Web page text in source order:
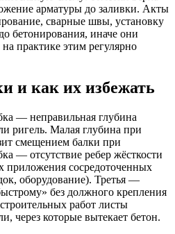
арматуры до заливки. Акты
сварные швы, установку
бетонирования, иначе они
практике этим регулярно
и как их избежать
— неправильная глубина
ригель. Малая глубина при
смещением балки при
— отсутствие ребер жёсткости
приложения сосредоточенных
оборудование). Третья —
без должного крепления
работ листы
через которые вытекает бетон.